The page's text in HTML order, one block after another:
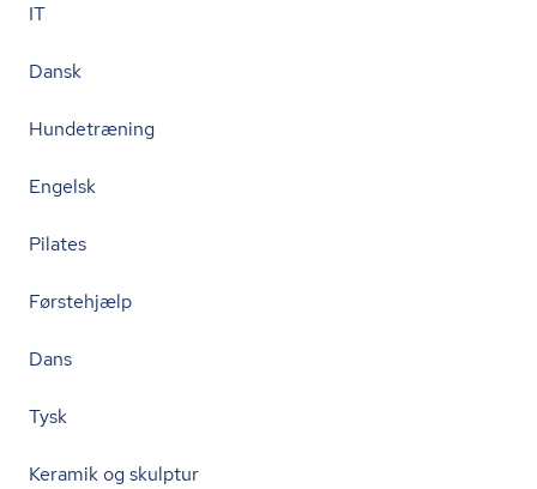
IT
Dansk
Hundetræning
Engelsk
Pilates
Førstehjælp
Dans
Tysk
Keramik og skulptur